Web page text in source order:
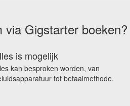
via Gigstarter boeken?
is mogelijk
kan besproken worden, van
tot betaalmethode.